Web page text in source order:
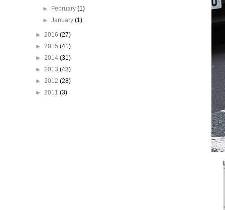
► February(1)
►January(1)
► 2016 (27)
► 2015 (41)
► 2014 (31)
► 2013 (43)
► 2012 (28)
► 2011 (3)